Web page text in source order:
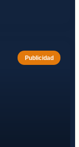
Publicidad